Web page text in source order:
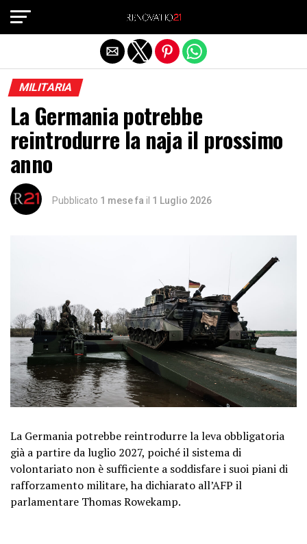
MILITARIA
La Germania potrebbe
reintrodurre la naja il prossimo
anno
Pubblicato 1 mese fa il 1 Luglio 2026
La Germania potrebbe reintrodurre la leva obbligatoria
già a partire da luglio 2027, poiché il sistema di
volontariato non è sufficiente a soddisfare i suoi piani di
rafforzamento militare, ha dichiarato all’AFP il
parlamentare Thomas Rowekamp.
Exit mobile version